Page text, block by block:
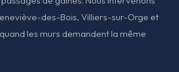
des-Bois, Villiers-sur-Orge et
les murs demandent la même